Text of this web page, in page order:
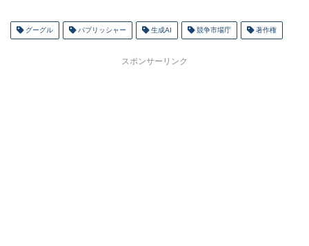
グーグル パブリッシャー 生成AI 競争市場庁 著作権
スポンサーリンク